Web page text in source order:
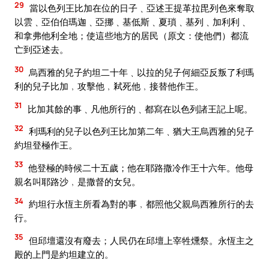
29 當以色列王比加在位的日子﹑亞述王提革拉毘列色來奪取
以雲﹑亞伯伯瑪迦﹑亞挪﹑基低斯﹑夏瑣﹑基列﹑加利利﹑
和拿弗他利全地；使這些地方的居民（原文：使他們）都流
亡到亞述去。
30 烏西雅的兒子約坦二十年﹑以拉的兒子何細亞反叛了利瑪
利的兒子比加﹐攻擊他﹐弒死他﹐接替他作王。
31 比加其餘的事﹑凡他所行的﹑都寫在以色列諸王記上呢。
32 利瑪利的兒子以色列王比加第二年﹑猶大王烏西雅的兒子
約坦登極作王。
33 他登極的時候二十五歲；他在耶路撒冷作王十六年。他母
親名叫耶路沙﹐是撒督的女兒。
34 約坦行永恆主所看為對的事﹐都照他父親烏西雅所行的去
行。
35 但邱壇還沒有廢去；人民仍在邱壇上宰牲燻祭。永恆主之
殿的上門是約坦建立的。